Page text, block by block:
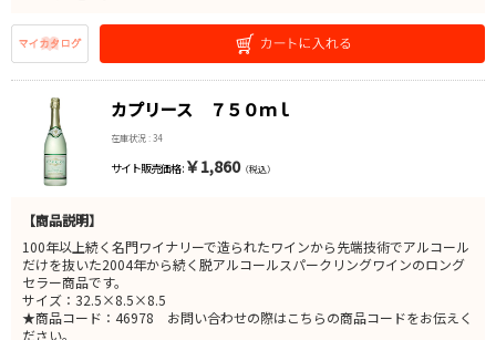
カプリース ７５０ｍｌ
在庫状況 : 34
サイト販売価格 : ￥1,860（税込）
【商品説明】
100年以上続く名門ワイナリーで造られたワインから先端技術でアルコール
だけを抜いた2004年から続く脱アルコールスパークリングワインのロング
セラー商品です。
サイズ：32.5×8.5×8.5
★商品コード：46978 お問い合わせの際はこちらの商品コードをお伝えく
ださい。